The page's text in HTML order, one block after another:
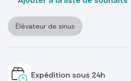
Élévateur de sinus
Expédition sous 24h